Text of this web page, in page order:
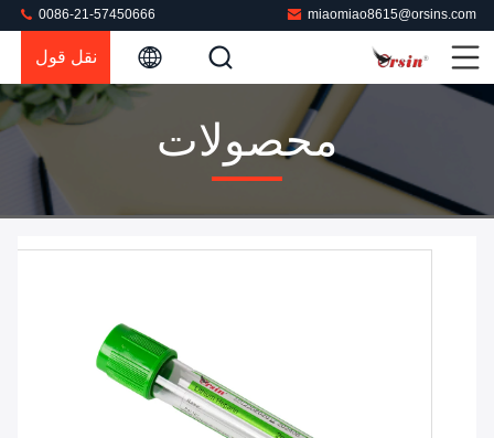
miaomiao8615@orsins.com
0086-21-57450666
نقل قول
محصولات